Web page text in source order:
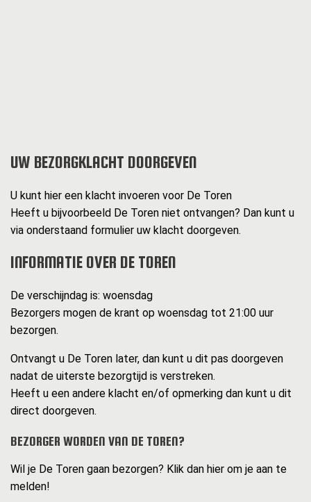
UW BEZORGKLACHT DOORGEVEN
U kunt hier een klacht invoeren voor De Toren
Heeft u bijvoorbeeld De Toren niet ontvangen? Dan kunt u
via onderstaand formulier uw klacht doorgeven.
INFORMATIE OVER DE TOREN
De verschijndag is: woensdag
Bezorgers mogen de krant op woensdag tot 21:00 uur
bezorgen.
Ontvangt u De Toren later, dan kunt u dit pas doorgeven
nadat de uiterste bezorgtijd is verstreken.
Heeft u een andere klacht en/of opmerking dan kunt u dit
direct doorgeven.
BEZORGER WORDEN VAN DE TOREN?
Wil je De Toren gaan bezorgen? Klik dan hier om je aan te
melden!